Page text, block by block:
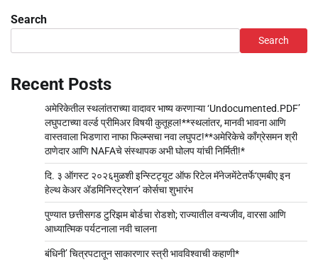
pagination
Search
Search
Recent Posts
अमेरिकेतील स्थलांतराच्या वादावर भाष्य करणाऱ्या ‘Undocumented.PDF’
लघुपटाच्या वर्ल्ड प्रीमिअर विषयी कुतूहल!**स्थलांतर, मानवी भावना आणि
वास्तवाला भिडणारा नाफा फिल्म्सचा नवा लघुपट!**अमेरिकेचे काँग्रेसमन श्री
ठाणेदार आणि NAFAचे संस्थापक अभी घोलप यांची निर्मिती!*
दि. ३ ऑगस्ट २०२६मुळशी इन्स्टिट्यूट ऑफ रिटेल मॅनेजमेंटेतर्फे‘एमबीए इन
हेल्थ केअर अ‍ॅडमिनिस्ट्रेशन’ कोर्सचा शुभारंभ
पुण्यात छत्तीसगड टुरिझम बोर्डचा रोडशो; राज्यातील वन्यजीव, वारसा आणि
आध्यात्मिक पर्यटनाला नवी चालना
बंधिनी’ चित्रपटातून साकारणार स्त्री भावविश्वाची कहाणी*